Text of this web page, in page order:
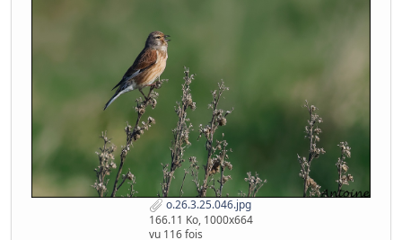
o.26.3.25.046.jpg
166.11 Ko, 1000x664
vu 116 fois